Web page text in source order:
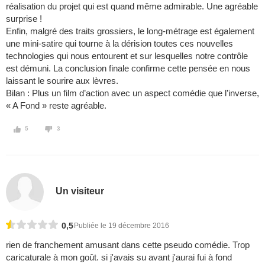
réalisation du projet qui est quand même admirable. Une agréable
surprise !
Enfin, malgré des traits grossiers, le long-métrage est également
une mini-satire qui tourne à la dérision toutes ces nouvelles
technologies qui nous entourent et sur lesquelles notre contrôle
est démuni. La conclusion finale confirme cette pensée en nous
laissant le sourire aux lèvres.
Bilan : Plus un film d’action avec un aspect comédie que l’inverse,
« A Fond » reste agréable.
5 3
Un visiteur
0,5 Publiée le 19 décembre 2016
rien de franchement amusant dans cette pseudo comédie. Trop
caricaturale à mon goût. si j'avais su avant j'aurai fui à fond